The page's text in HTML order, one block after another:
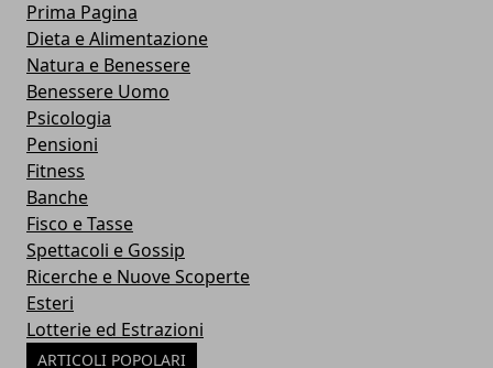
Prima Pagina
Dieta e Alimentazione
Natura e Benessere
Benessere Uomo
Psicologia
Pensioni
Fitness
Banche
Fisco e Tasse
Spettacoli e Gossip
Ricerche e Nuove Scoperte
Esteri
Lotterie ed Estrazioni
ARTICOLI POPOLARI